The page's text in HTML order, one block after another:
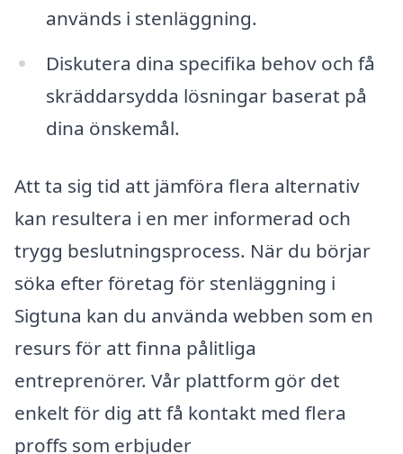
används i stenläggning.
Diskutera dina specifika behov och få
skräddarsydda lösningar baserat på
dina önskemål.
Att ta sig tid att jämföra flera alternativ
kan resultera i en mer informerad och
trygg beslutningsprocess. När du börjar
söka efter företag för stenläggning i
Sigtuna kan du använda webben som en
resurs för att finna pålitliga
entreprenörer. Vår plattform gör det
enkelt för dig att få kontakt med flera
proffs som erbjuder